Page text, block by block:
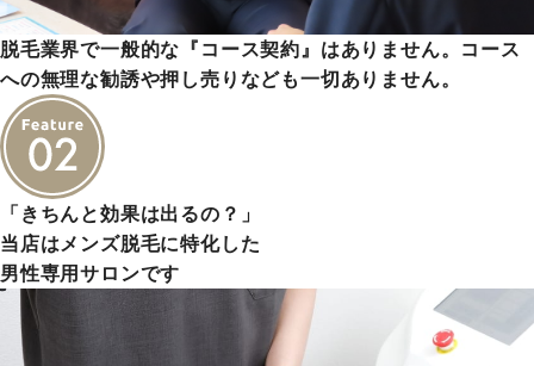
脱毛業界で一般的な『コース契約』はありません。コース
への無理な勧誘や押し売りなども一切ありません。
「きちんと効果は出るの？」
当店はメンズ脱毛に特化した
男性専用サロンです